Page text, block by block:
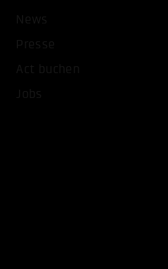
ALLE COOKIES
News
Presse
Act buchen
Jobs